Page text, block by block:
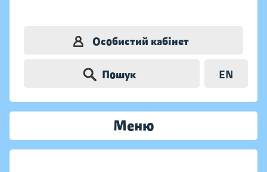
Особистий кабінет
Пошук EN
Меню